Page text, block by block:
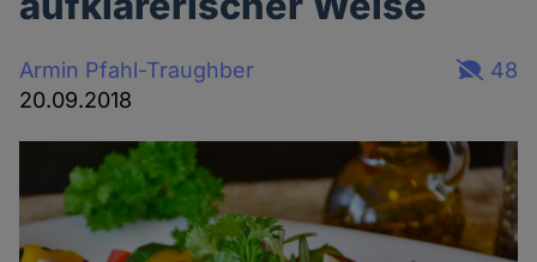
Armin Pfahl-Traughber
20.09.2018
48